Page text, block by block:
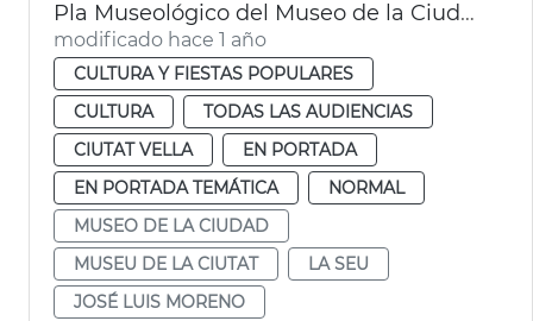
Pla Museológico del Museo de la Ciudad
modificado hace 1 año
CULTURA Y FIESTAS POPULARES
CULTURA
TODAS LAS AUDIENCIAS
CIUTAT VELLA
EN PORTADA
EN PORTADA TEMÁTICA
NORMAL
MUSEO DE LA CIUDAD
MUSEU DE LA CIUTAT
LA SEU
JOSÉ LUIS MORENO